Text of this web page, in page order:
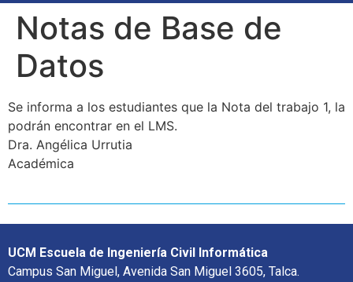
Notas de Base de
Datos
Se informa a los estudiantes que la Nota del trabajo 1, la
podrán encontrar en el LMS.
Dra. Angélica Urrutia
Académica
UCM Escuela de Ingeniería Civil Informática
Campus San Miguel, Avenida San Miguel 3605, Talca.